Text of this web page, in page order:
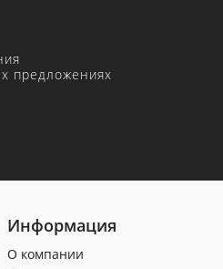
предложениях
Информация
О компании